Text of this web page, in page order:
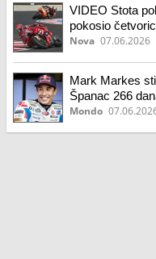
VIDEO Stota
pokosio
Nova 07.06.2026
Mark Markes
Španac 266
Mondo